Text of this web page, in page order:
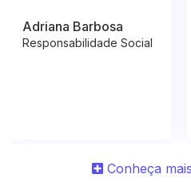
Adriana Barbosa
Responsabilidade Social
Conheça